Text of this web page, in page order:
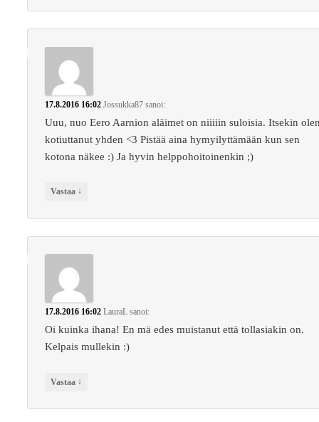
17.8.2016 16:02 Jossukka87 sanoi:
Uuu, nuo Eero Aarnion aläimet on niiiiin suloisia. Itsekin
kotiuttanut yhden <3 Pistää aina hymyilyttämään kun sen
kotona näkee :) Ja hyvin helppohoitoinenkin ;)
Vastaa ↓
17.8.2016 16:02 LauraL sanoi:
Oi kuinka ihana! En mä edes muistanut että tollasiakin on.
Kelpais mullekin :)
Vastaa ↓